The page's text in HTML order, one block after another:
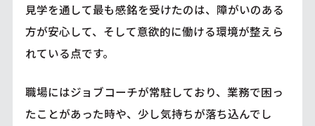
見学を通して最も感銘を受けたのは、障がいのある
方が安心して、そして意欲的に働ける環境が整えら
れている点です。
職場にはジョブコーチが常駐しており、業務で困っ
たことがあった時や、少し気持ちが落ち込んでし